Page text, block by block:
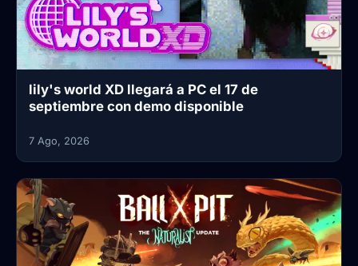
lily's world XD llegará a PC el 17 de
septiembre con demo disponible
7 Ago, 2026